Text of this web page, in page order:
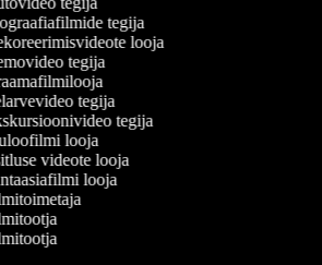
tegija
looja
tegija
tegija
tegija
looja
videote looja
looja